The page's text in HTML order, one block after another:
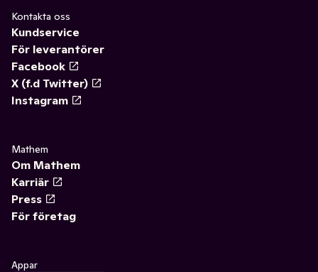
Kontakta oss
Kundservice
För leverantörer
Facebook
X (f.d Twitter)
Instagram
Mathem
Om Mathem
Karriär
Press
För företag
Appar